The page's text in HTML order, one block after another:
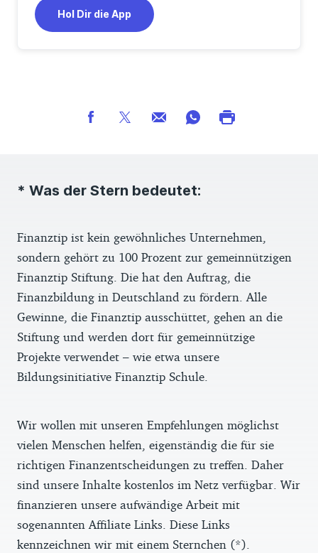
Hol Dir die App
* Was der Stern bedeutet:
Finanztip ist kein gewöhnliches Unternehmen,
sondern gehört zu 100 Prozent zur gemeinnützigen
Finanztip Stiftung. Die hat den Auftrag, die
Finanzbildung in Deutschland zu fördern. Alle
Gewinne, die Finanztip ausschüttet, gehen an die
Stiftung und werden dort für gemeinnützige
Projekte verwendet – wie etwa unsere
Bildungsinitiative Finanztip Schule.
Wir wollen mit unseren Empfehlungen möglichst
vielen Menschen helfen, eigenständig die für sie
richtigen Finanzentscheidungen zu treffen. Daher
sind unsere Inhalte kostenlos im Netz verfügbar. Wir
finanzieren unsere aufwändige Arbeit mit
sogenannten Affiliate Links. Diese Links
kennzeichnen wir mit einem Sternchen (*).